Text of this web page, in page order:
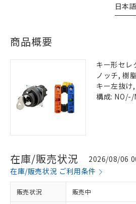
日本語
商品概要
キー形セ
ノッチ, 樹
キー左抜け
構成: NO/-/
在庫/販売状況
2026/08/06
在庫/販売状況 ご利用条件
販売状況 販売中